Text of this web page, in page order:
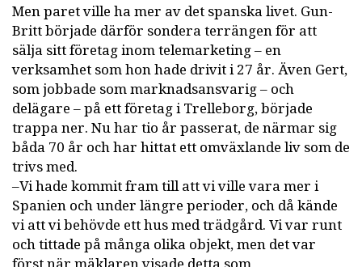
Men paret ville ha mer av det spanska livet. Gun-
Britt började därför sondera terrängen för att
sälja sitt företag inom telemarketing – en
verksamhet som hon hade drivit i 27 år. Även Gert,
som jobbade som marknadsansvarig – och
delägare – på ett företag i Trelleborg, började
trappa ner. Nu har tio år passerat, de närmar sig
båda 70 år och har hittat ett omväxlande liv som de
trivs med.
–Vi hade kommit fram till att vi ville vara mer i
Spanien och under längre perioder, och då kände
vi att vi behövde ett hus med trädgård. Vi var runt
och tittade på många olika objekt, men det var